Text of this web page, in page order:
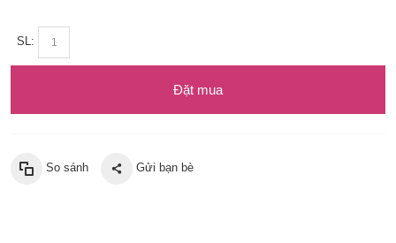
SL:
Đặt mua
So sánh Gửi bạn bè